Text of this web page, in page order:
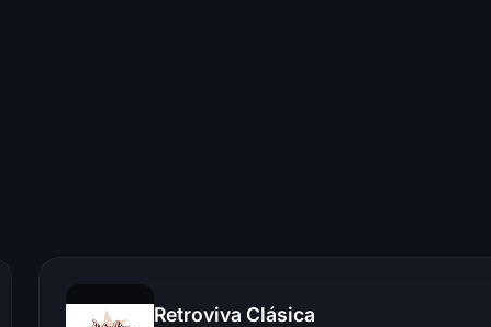
Retroviva Clásica